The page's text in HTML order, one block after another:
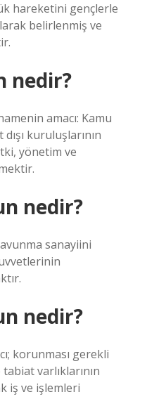
hareketini gençlerle
belirlenmiş ve
nedir?
amacı: Kamu
kuruluşlarının
yönetim ve
nedir?
sanayiini
nedir?
korunması gerekli
varlıklarının
iş ve işlemleri